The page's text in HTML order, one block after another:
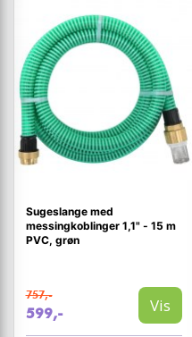
Sugeslange med
messingkoblinger 1,1" - 15 m
PVC, grøn
757,-
599,- Vis